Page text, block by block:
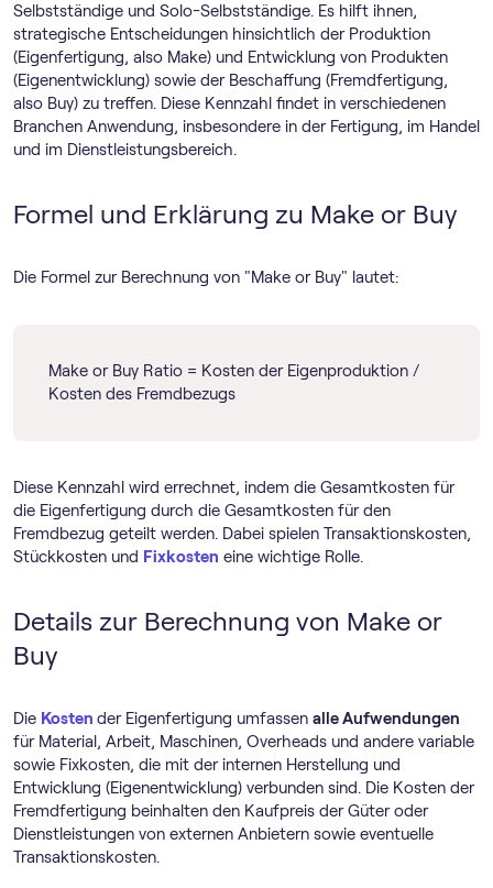
Selbstständige und Solo-Selbstständige. Es hilft ihnen,
strategische Entscheidungen hinsichtlich der Produktion
(Eigenfertigung, also Make) und Entwicklung von Produkten
(Eigenentwicklung) sowie der Beschaffung (Fremdfertigung,
also Buy) zu treffen. Diese Kennzahl findet in verschiedenen
Branchen Anwendung, insbesondere in der Fertigung, im Handel
und im Dienstleistungsbereich.
Formel und Erklärung zu Make or Buy
Die Formel zur Berechnung von "Make or Buy" lautet:
Make or Buy Ratio = Kosten der Eigenproduktion /
Kosten des Fremdbezugs
Diese Kennzahl wird errechnet, indem die Gesamtkosten für
die Eigenfertigung durch die Gesamtkosten für den
Fremdbezug geteilt werden. Dabei spielen Transaktionskosten,
Stückkosten und Fixkosten eine wichtige Rolle.
Details zur Berechnung von Make or
Buy
Die Kosten der Eigenfertigung umfassen alle Aufwendungen
für Material, Arbeit, Maschinen, Overheads und andere variable
sowie Fixkosten, die mit der internen Herstellung und
Entwicklung (Eigenentwicklung) verbunden sind. Die Kosten der
Fremdfertigung beinhalten den Kaufpreis der Güter oder
Dienstleistungen von externen Anbietern sowie eventuelle
Transaktionskosten.